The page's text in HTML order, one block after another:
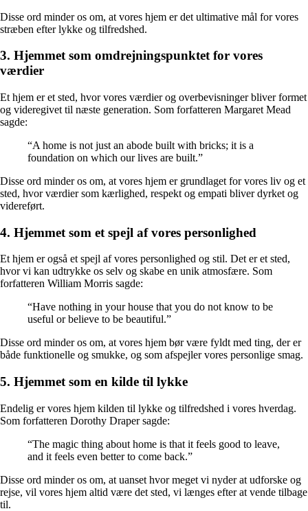
Disse ord minder os om, at vores hjem er det ultimative mål for vores
stræben efter lykke og tilfredshed.
3. Hjemmet som omdrejningspunktet for vores
værdier
Et hjem er et sted, hvor vores værdier og overbevisninger bliver formet
og videregivet til næste generation. Som forfatteren Margaret Mead
sagde:
“A home is not just an abode built with bricks; it is a
foundation on which our lives are built.”
Disse ord minder os om, at vores hjem er grundlaget for vores liv og et
sted, hvor værdier som kærlighed, respekt og empati bliver dyrket og
videreført.
4. Hjemmet som et spejl af vores personlighed
Et hjem er også et spejl af vores personlighed og stil. Det er et sted,
hvor vi kan udtrykke os selv og skabe en unik atmosfære. Som
forfatteren William Morris sagde:
“Have nothing in your house that you do not know to be
useful or believe to be beautiful.”
Disse ord minder os om, at vores hjem bør være fyldt med ting, der er
både funktionelle og smukke, og som afspejler vores personlige smag.
5. Hjemmet som en kilde til lykke
Endelig er vores hjem kilden til lykke og tilfredshed i vores hverdag.
Som forfatteren Dorothy Draper sagde:
“The magic thing about home is that it feels good to leave,
and it feels even better to come back.”
Disse ord minder os om, at uanset hvor meget vi nyder at udforske og
rejse, vil vores hjem altid være det sted, vi længes efter at vende tilbage
til.